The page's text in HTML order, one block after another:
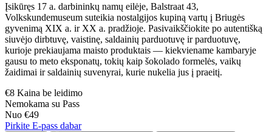
Įsikūręs 17 a. darbininkų namų eilėje, Balstraat 43,
Volkskundemuseum suteikia nostalgijos kupiną vartų į Briugės
gyvenimą XIX a. ir XX a. pradžioje. Pasivaikščiokite po autentišką
siuvėjo dirbtuvę, vaistinę, saldainių parduotuvę ir parduotuvę,
kurioje prekiaujama maisto produktais — kiekviename kambaryje
gausu to meto eksponatų, tokių kaip šokolado formelės, vaikų
žaidimai ir saldainių suvenyrai, kurie nukelia jus į praeitį.
€8 Kaina be leidimo
Nemokama su Pass
Nuo €49
Pirkite E-pass dabar